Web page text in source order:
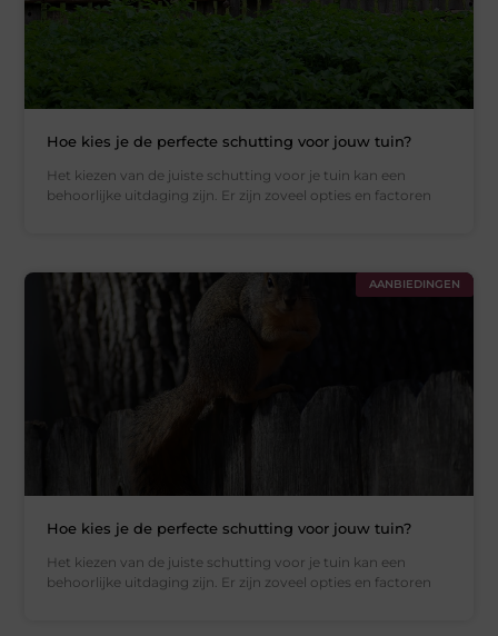
Hoe kies je de perfecte schutting voor jouw tuin?
Het kiezen van de juiste schutting voor je tuin kan een
behoorlijke uitdaging zijn. Er zijn zoveel opties en factoren
AANBIEDINGEN
Hoe kies je de perfecte schutting voor jouw tuin?
Het kiezen van de juiste schutting voor je tuin kan een
behoorlijke uitdaging zijn. Er zijn zoveel opties en factoren